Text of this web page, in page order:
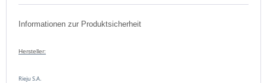
Informationen zur Produktsicherheit
Hersteller:
Rieju S.A.